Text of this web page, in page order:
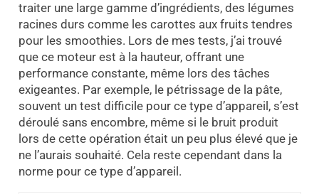
traiter une large gamme d’ingrédients, des légumes
racines durs comme les carottes aux fruits tendres
pour les smoothies. Lors de mes tests, j’ai trouvé
que ce moteur est à la hauteur, offrant une
performance constante, même lors des tâches
exigeantes. Par exemple, le pétrissage de la pâte,
souvent un test difficile pour ce type d’appareil, s’est
déroulé sans encombre, même si le bruit produit
lors de cette opération était un peu plus élevé que je
ne l’aurais souhaité. Cela reste cependant dans la
norme pour ce type d’appareil.